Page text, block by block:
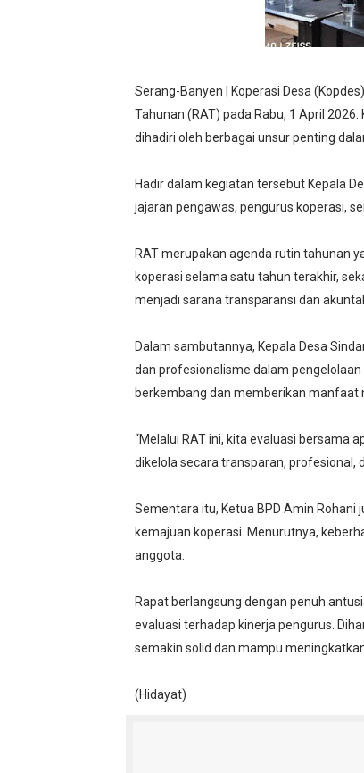
Satu Keluarga di Kp.
Disaksikan CEO
Di ikuti 14 Desa
Dilaporkan Kuasa
Rayakan Ulang
Serang-Banyen | Koperasi Desa
Tahunan (RAT) pada Rabu, 1 April
dihadiri oleh berbagai unsur penting
Hadir dalam kegiatan tersebut Kepala
jajaran pengawas, pengurus koperasi,
RAT merupakan agenda rutin tahunan
koperasi selama satu tahun terakhir,
menjadi sarana transparansi dan
Dalam sambutannya, Kepala Desa
dan profesionalisme dalam
berkembang dan memberikan manfaat
“Melalui RAT ini, kita evaluasi bersama
dikelola secara transparan, profesional,
Sementara itu, Ketua BPD Amin
kemajuan koperasi. Menurutnya,
anggota.
Rapat berlangsung dengan penuh
evaluasi terhadap kinerja pengurus.
semakin solid dan mampu
(Hidayat)